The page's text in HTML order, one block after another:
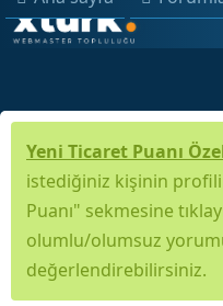
Yeni Ticaret Puanı
istediğiniz kişinin
Puanı" sekmesine
olumlu/olumsuz
değerlendirebilirsiniz.